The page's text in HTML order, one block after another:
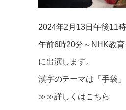
2024年2月13日午後11
午前6時20分～NHK教育
に出演します。
漢字のテーマは「手袋」
≫≫詳しくはこちら